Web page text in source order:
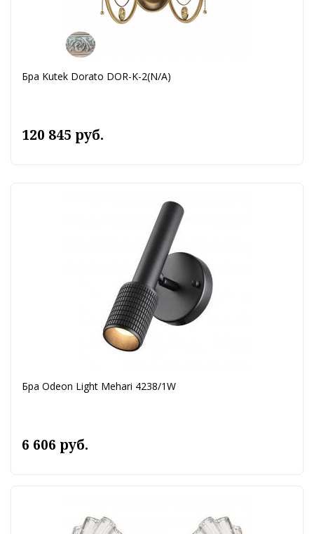
Бра Kutek Dorato DOR-K-2(N/A)
120 845 руб.
Бра Odeon Light Mehari 4238/1W
6 606 руб.